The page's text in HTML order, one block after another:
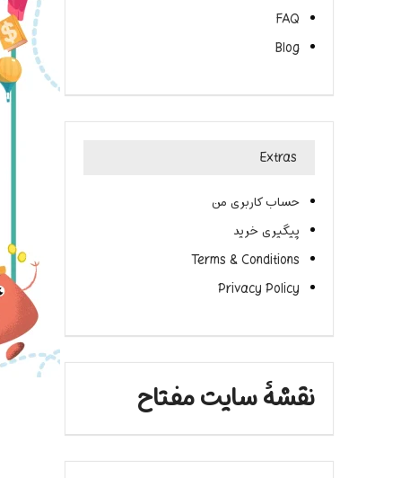
FAQ
Blog
Extras
حساب کاربری من
پیگیری خرید
Terms & Conditions
Privacy Policy
نقشۀ سایت مفتاح